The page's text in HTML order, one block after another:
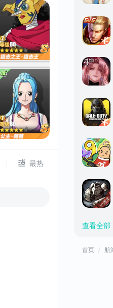
最热
查看全部
首页 航